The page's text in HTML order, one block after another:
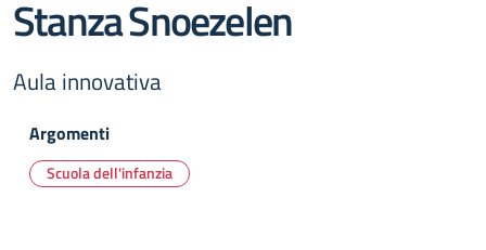
Stanza Snoezelen
Aula innovativa
Argomenti
Scuola dell'infanzia